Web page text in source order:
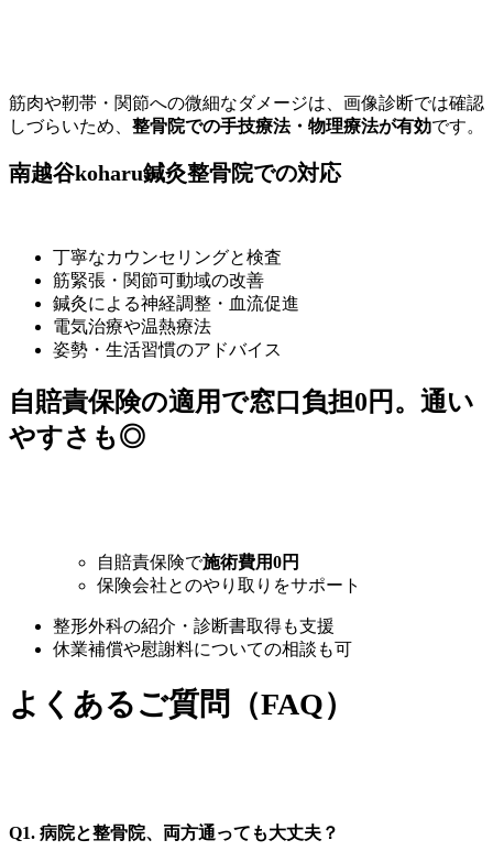
筋肉や靭帯・関節への微細なダメージは、画像診断では確認
しづらいため、 整骨院での手技療法・物理療法が有効です。
南越谷koharu鍼灸整骨院での対応
丁寧なカウンセリングと検査
筋緊張・関節可動域の改善
鍼灸による神経調整・血流促進
電気治療や温熱療法
姿勢・生活習慣のアドバイス
自賠責保険の適用で窓口負担0円。通い
やすさも◎
自賠責保険で施術費用0円
保険会社とのやり取りをサポート
整形外科の紹介・診断書取得も支援
休業補償や慰謝料についての相談も可
よくあるご質問（FAQ）
Q1. 病院と整骨院、両方通っても大丈夫？